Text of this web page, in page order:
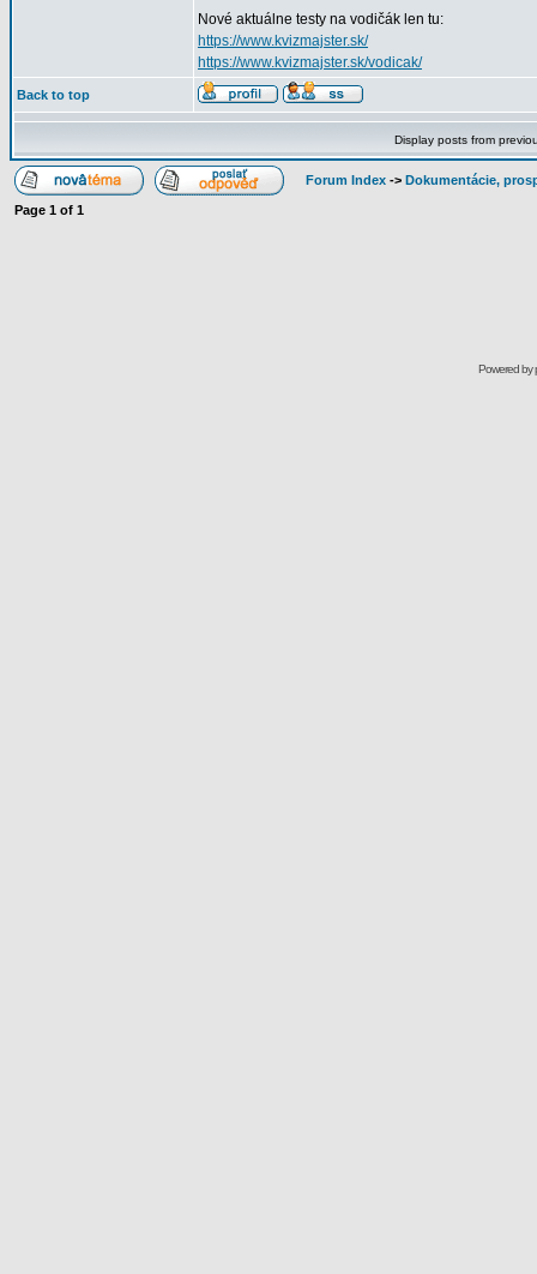
Nové aktuálne testy na vodičák len tu:
https://www.kvizmajster.sk/
https://www.kvizmajster.sk/vodicak/
Back to top
Display posts from
Forum Index -> Dokumentácie,
Page 1 of 1
Powered by